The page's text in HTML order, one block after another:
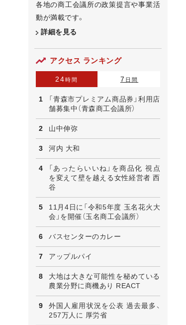
各地の商工会議所の政策提言や事業活
動が満載です。
詳細を見る
アクセス ランキング
24時間 7 日間
「青森市プレミアム商品券」利用店
舗募集中（青森商工会議所）
山中伸弥
河内 大和
「あったらいいね」を商品化 視点
を変えて壁を越える女性経営者 西
谷
11月4日に「令和5年度 玉名花火大
会」を開催（玉名商工会議所）
バスセンターのカレー
アップルパイ
大地は大きな可能性を秘めている
農業分野に商機あり REACT
外国人雇用状況を公表 過去最多、
257万人に 厚労省